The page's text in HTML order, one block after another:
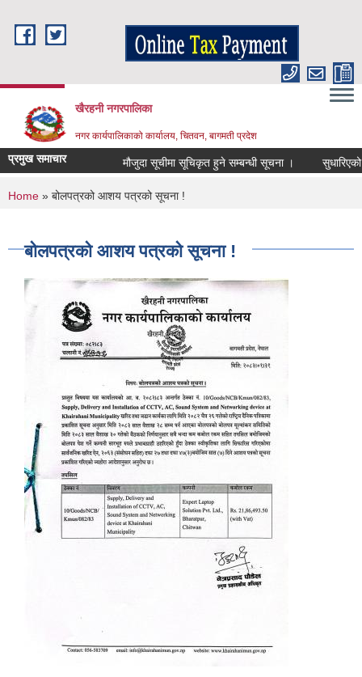
खैरहनी नगरपालिका
नगर कार्यपालिकाको कार्यालय, चितवन, बागमती प्रदेश
प्रमुख समाचार मौजुदा सूचीमा सूचिकृत हुने सम्बन्धी सूचना । सुधारिएको
You are here
Home » बोलपत्रको आशय पत्रको सूचना !
बोलपत्रको आशय पत्रको सूचना !